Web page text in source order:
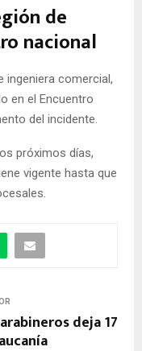
de
nacional
ingeniera comercial,
en el Encuentro
del incidente.
próximos días,
vigente hasta que
deja 17